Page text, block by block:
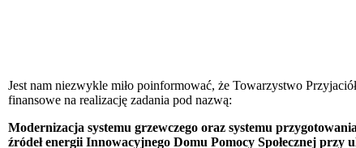
Jest nam niezwykle miło poinformować, że Towarzystwo
finansowe na realizację zadania pod nazwą:
Modernizacja systemu grzewczego oraz systemu
źródeł energii Innowacyjnego Domu Pomocy Społecznej